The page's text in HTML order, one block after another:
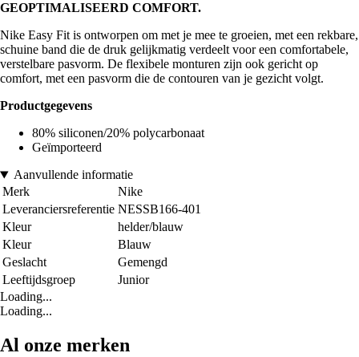
GEOPTIMALISEERD COMFORT.
Nike Easy Fit is ontworpen om met je mee te groeien, met een rekbare,
schuine band die de druk gelijkmatig verdeelt voor een comfortabele,
verstelbare pasvorm. De flexibele monturen zijn ook gericht op
comfort, met een pasvorm die de contouren van je gezicht volgt.
Productgegevens
80% siliconen/20% polycarbonaat
Geïmporteerd
Aanvullende informatie
Merk
Nike
Leveranciersreferentie NESSB166-401
Kleur
helder/blauw
Kleur
Blauw
Geslacht
Gemengd
Leeftijdsgroep
Junior
Loading...
Loading...
Al onze merken